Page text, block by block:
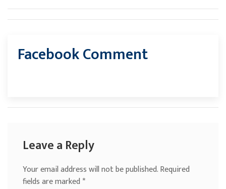
Facebook Comment
Leave a Reply
Your email address will not be published.Required
fields are marked*